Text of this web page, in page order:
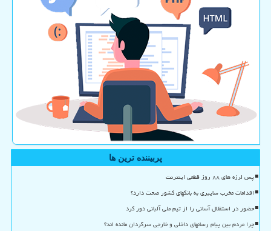
پربیننده ترین ها
پس لرزه های ۸۸ روز قطعی اینترنت
اقدامات مخرب سایبری به بانکهای کشور صحت دارد؟
حضور در استقلال آسانی را از تیم ملی آلبانی دور کرد
چرا مردم بین پیام رسانهای داخلی و خارجی سرگردان مانده اند؟